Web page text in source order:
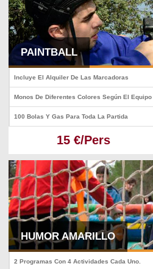
PAINTBALL
Incluye El Alquiler De Las Marcadoras
Monos De Diferentes Colores Según El Equipo
100 Bolas Y Gas Para Toda La Partida
15 €/Pers
HUMOR AMARILLO
2 Programas Con 4 Actividades Cada Uno.